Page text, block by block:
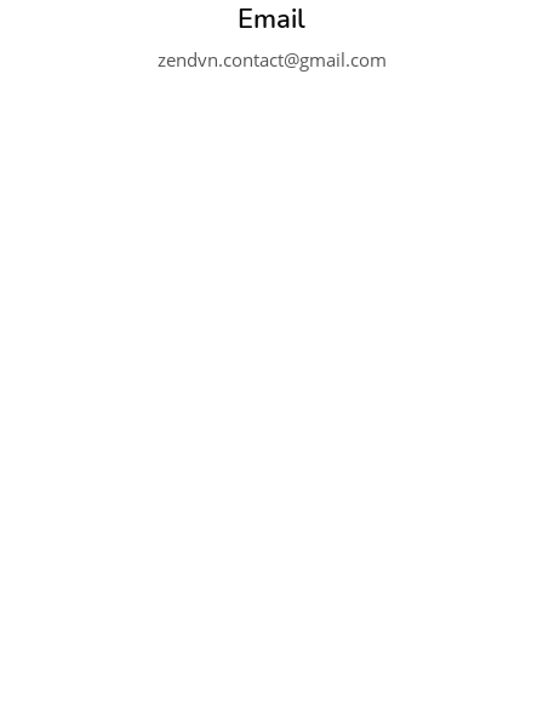
Email
zendvn.contact@gmail.com